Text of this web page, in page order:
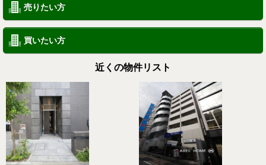
売りたい方
買いたい方
近くの物件リスト